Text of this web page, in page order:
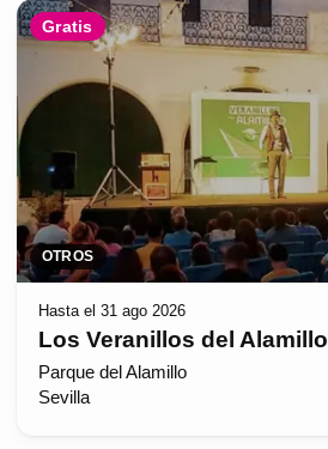
Gratis
OTROS
Hasta el 31 ago 2026
Los Veranillos del Alamillo
Parque del Alamillo
Sevilla